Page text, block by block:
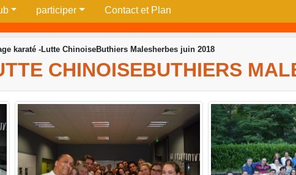
participer Contact et Plan
karaté -Lutte ChinoiseButhiers Malesherbes juin 2018
CHINOISEBUTHIERS